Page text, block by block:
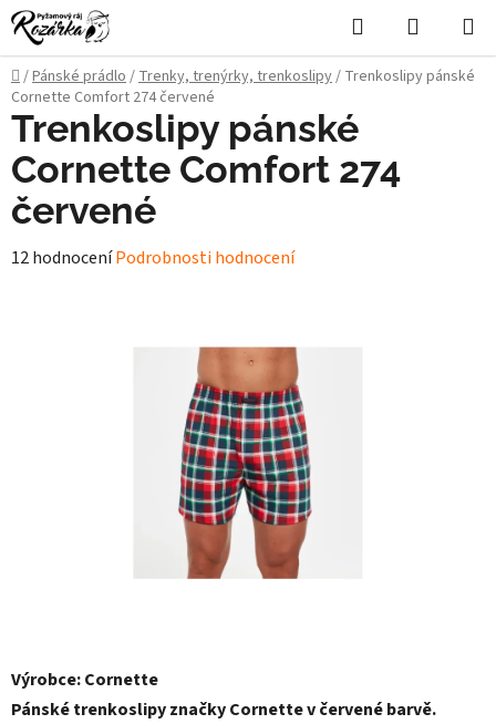
Přejít
na
obsah
Hledat
KOŠÍK
Domů
/Pánské prádlo/Trenky, trenýrky, trenkoslipy/ Trenkoslipy pánské
Cornette Comfort 274 červené
Výrobce: Cornette
Pánské trenkoslipy značky Cornette v červené barvě.
Trenkoslipy pánské
Cornette Comfort 274
červené
Průměrné
12 hodnoceníPodrobnosti hodnocení